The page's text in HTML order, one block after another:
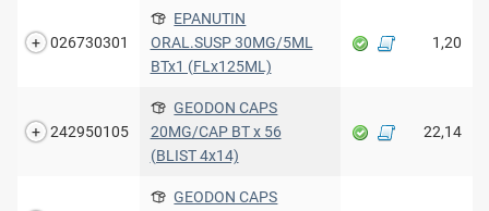
026730301
EPANUTIN
ORAL.SUSP 30MG/5ML
BTx1 (FLx125ML)
1,20
242950105
GEODON CAPS
20MG/CAP BT x 56
(BLIST 4x14)
22,14
GEODON CAPS